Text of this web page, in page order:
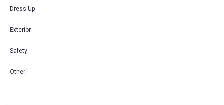
Dress Up
Exterior
Safety
Other